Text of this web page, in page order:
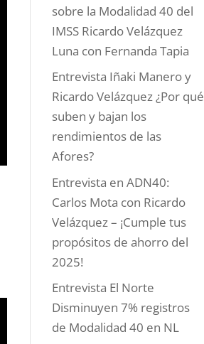
sobre la Modalidad 40 del
IMSS Ricardo Velázquez
Luna con Fernanda Tapia
Entrevista Iñaki Manero y
Ricardo Velázquez ¿Por qué
suben y bajan los
rendimientos de las
Afores?
Entrevista en ADN40:
Carlos Mota con Ricardo
Velázquez – ¡Cumple tus
propósitos de ahorro del
2025!
Entrevista El Norte
Disminuyen 7% registros
de Modalidad 40 en NL